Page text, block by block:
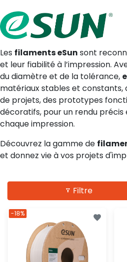
Les filaments eSun sont
et leur fiabilité à l’impression.
du diamètre et de la tolérance,
matériaux stables et constants,
de projets, des prototypes
décoratifs, pour un rendu
chaque impression.
Découvrez la gamme de
et donnez vie à vos projets
Filtre
-18%